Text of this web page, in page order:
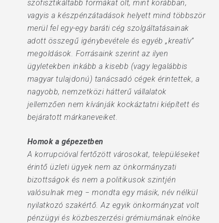
szofisztikáltabb formákat ölt, mint korábban,
vagyis a készpénzátadások helyett mind többször
merül fel egy-egy baráti cég szolgáltatásainak
adott összegű igénybevétele és egyéb „kreatív”
megoldások. Forrásaink szerint az ilyen
ügyletekben inkább a kisebb (vagy legalábbis
magyar tulajdonú) tanácsadó cégek érintettek, a
nagyobb, nemzetközi hátterű vállalatok
jellemzően nem kívánják kockáztatni kiépített és
bejáratott márkaneveiket.
Homok a gépezetben
A korrupcióval fertőzött városokat, településeket
érintő üzleti ügyek nem az önkormányzati
bizottságok és nem a politikusok szintjén
valósulnak meg − mondta egy másik, név nélkül
nyilatkozó szakértő. Az egyik önkormányzat volt
pénzügyi és közbeszerzési grémiumának elnöke